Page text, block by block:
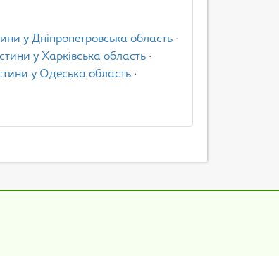
у Дніпропетровська область ·
у Харківська область ·
у Одеська область ·